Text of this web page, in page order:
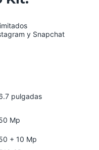
Kit:
y Snapchat